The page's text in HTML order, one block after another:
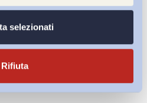
selezionati
Rifiuta
24 Ore,Nòva(Il blog di ADAPT) il 6